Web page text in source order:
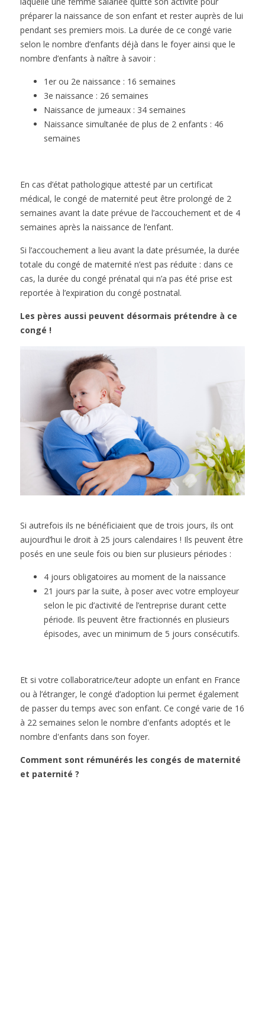
préparer la naissance de son enfant et rester auprès de lui
pendant ses premiers mois. La durée de ce congé varie
selon le nombre d’enfants déjà dans le foyer ainsi que le
nombre d’enfants à naître à savoir :
1er ou 2e naissance : 16 semaines
3e naissance : 26 semaines
Naissance de jumeaux : 34 semaines
Naissance simultanée de plus de 2 enfants : 46
semaines
En cas d’état pathologique attesté par un certificat
médical, le congé de maternité peut être prolongé de 2
semaines avant la date prévue de l’accouchement et de 4
semaines après la naissance de l’enfant.
Si l’accouchement a lieu avant la date présumée, la durée
totale du congé de maternité n’est pas réduite : dans ce
cas, la durée du congé prénatal qui n’a pas été prise est
reportée à l’expiration du congé postnatal.
Les pères aussi peuvent désormais prétendre à ce
congé !
Si autrefois ils ne bénéficiaient que de trois jours, ils ont
aujourd’hui le droit à 25 jours calendaires ! Ils peuvent être
posés en une seule fois ou bien sur plusieurs périodes :
4 jours obligatoires au moment de la naissance
21 jours par la suite, à poser avec votre employeur
selon le pic d’activité de l’entreprise durant cette
période. Ils peuvent être fractionnés en plusieurs
épisodes, avec un minimum de 5 jours consécutifs.
Et si votre collaboratrice/teur adopte un enfant en France
ou à l’étranger, le congé d’adoption lui permet également
de passer du temps avec son enfant. Ce congé varie de 16
à 22 semaines selon le nombre d'enfants adoptés et le
nombre d'enfants dans son foyer.
Comment sont rémunérés les congés de maternité
et paternité ?